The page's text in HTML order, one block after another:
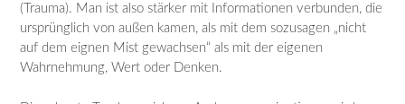
(Trauma). Man ist also stärker mit Informationen verbunden, die
ursprünglich von außen kamen, als mit dem sozusagen „nicht
auf dem eignen Mist gewachsen“ als mit der eigenen
Wahrnehmung, Wert oder Denken.